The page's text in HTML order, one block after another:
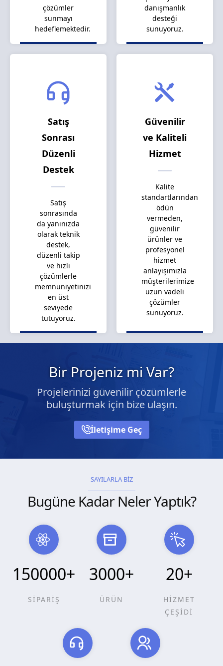
çözümler
sunmayı
hedeflemektedir.
danışmanlık
desteği
sunuyoruz.
Satış
Sonrası
Düzenli
Destek
Satış
sonrasında
da yanınızda
olarak teknik
destek,
düzenli takip
ve hızlı
çözümlerle
memnuniyetinizi
en üst
seviyede
tutuyoruz.
Güvenilir
ve Kaliteli
Hizmet
Kalite
standartlarından
ödün
vermeden,
güvenilir
ürünler ve
profesyonel
hizmet
anlayışımızla
müşterilerimize
uzun vadeli
çözümler
sunuyoruz.
Bir Projeniz mi Var?
Projelerinizi güvenilir çözümlerle
buluşturmak için bize ulaşın.
İletişime Geç
SAYILARLA BİZ
Bugüne Kadar Neler Yaptık?
150000+
SİPARİŞ
3000+
ÜRÜN
20+
HİZMET
ÇEŞİDİ